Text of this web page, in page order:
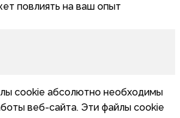
повлиять на ваш опыт
cookie абсолютно необходимы
веб-сайта. Эти файлы cookie